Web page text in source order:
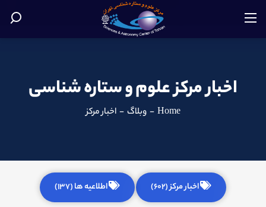
اخبار مرکز علوم و ستاره شناسی
Home
- وبلاگ - اخبار مرکز
اخبار مرکز (602) اطلاعیه ها (137)